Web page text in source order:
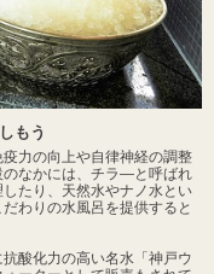
もう
力の向上や自律神経の調整
のなかには、チラ―と呼ばれ
たり、天然水やナノ水とい
わりの水風呂を提供すると
酸化力の高い名水「神戸ウ